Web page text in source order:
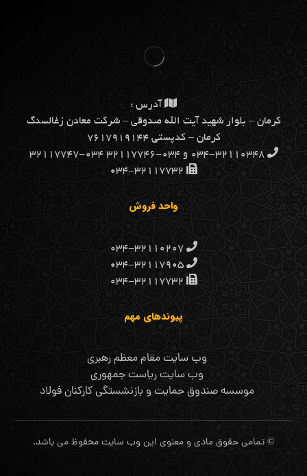
آدرس :
كرمان – بلوار شهيد آيت الله صدوقي – شركت معادن زغالسنگ
كرمان – کدپستی ۷۶۱۷۹۱۹۱۴۴
۰۳۴-۳۲۱۱۰۳۴۸ و ۰۳۴-۳۲۱۱۷۷۴۶ ۰۳۴-۳۲۱۱۷۷۴۷
واحد فروش
۰۳۴-۳۲۱۱۷۹۰۵
۰۳۴-۳۲۱۱۷۷۳۲
پیوندهای مهم
وب سایت مقام معظم رهبری
وب سایت ریاست جمهوری
موسسه صندوق حمایت و بازنشستگی کارکنان فولاد
© تمامی حقوق مادی و معنوی این وب سایت محفوظ می باشد.